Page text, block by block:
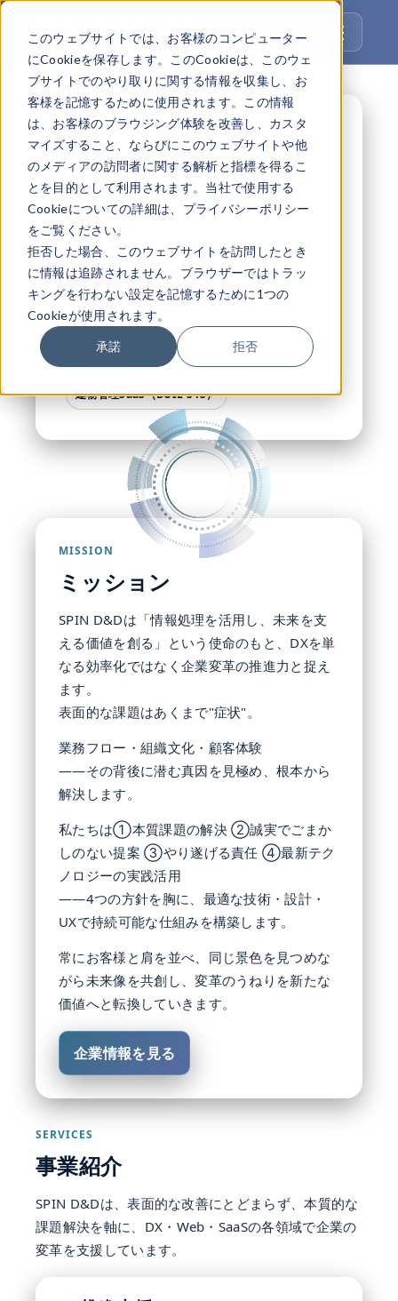
このウェブサイトでは、お客様のコンピューター
にCookieを保存します。このCookieは、このウェ
ブサイトでのやり取りに関する情報を収集し、お
客様を記憶するために使用されます。この情報
は、お客様のブラウジング体験を改善し、カスタ
マイズすること、ならびにこのウェブサイトや他
のメディアの訪問者に関する解析と指標を得るこ
とを目的として利用されます。当社で使用する
Cookieについての詳細は、プライバシーポリシー
をご覧ください。
拒否した場合、このウェブサイトを訪問したとき
に情報は追跡されません。ブラウザーではトラッ
キングを行わない設定を記憶するために1つの
Cookieが使用されます。
承諾 拒否
⋮
CREATE ESSENTIAL VALUES THROUGH
INFORMATION PROCESSING.
情報処理を活用し、
未来を支える価値を創
る
事業内容を見る
Webマーケ支援
建物管理SaaS（BUIL-SYS）
MISSION
ミッション
SPIN D&Dは「情報処理を活用し、未来を支
える価値を創る」という使命のもと、DXを単
なる効率化ではなく企業変革の推進力と捉え
ます。
表面的な課題はあくまで"症状"。
業務フロー・組織文化・顧客体験
——その背後に潜む真因を見極め、根本から
解決します。
私たちは①本質課題の解決 ②誠実でごまか
しのない提案 ③やり遂げる責任 ④最新テク
ノロジーの実践活用
——4つの方針を胸に、最適な技術・設計・
UXで持続可能な仕組みを構築します。
常にお客様と肩を並べ、同じ景色を見つめな
がら未来像を共創し、変革のうねりを新たな
価値へと転換していきます。
企業情報を見る
SERVICES
事業紹介
SPIN D&Dは、表面的な改善にとどまらず、本質的な
課題解決を軸に、DX・Web・SaaSの各領域で企業の
変革を支援しています。